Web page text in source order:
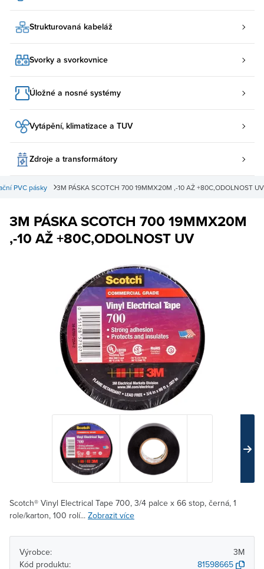
Strukturovaná kabeláž
Svorky a svorkovnice
Úložné a nosné systémy
Vytápění, klimatizace a TUV
Zdroje a transformátory
3M PÁSKA SCOTCH 700 19MMX20M ,-10 AŽ +80C,ODOLNOST UV
PVC pásky
3M PÁSKA SCOTCH 700 19MMX20M
,-10 AŽ +80C,ODOLNOST UV
Scotch® Vinyl Electrical Tape 700, 3/4 palce x 66 stop, černá, 1
role/karton, 100 rolí... Zobrazit více
Výrobce:
3M
Kód produktu:
81598665